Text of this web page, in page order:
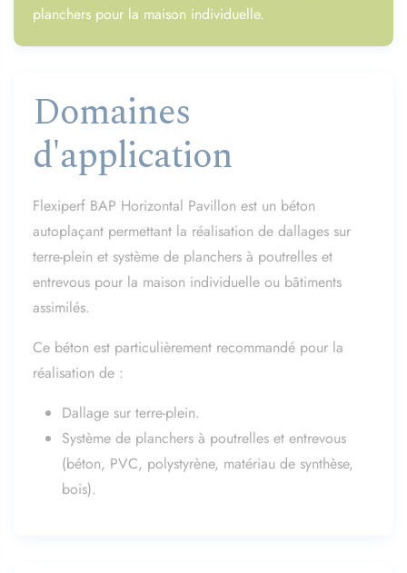
planchers pour la maison individuelle.
Domaines
d'application
Flexiperf BAP Horizontal Pavillon est un béton
autoplaçant permettant la réalisation de dallages sur
terre-plein et système de planchers à poutrelles et
entrevous pour la maison individuelle ou bâtiments
assimilés.
Ce béton est particulièrement recommandé pour la
réalisation de :
Dallage sur terre-plein.
Système de planchers à poutrelles et entrevous
(béton, PVC, polystyrène, matériau de synthèse,
bois).